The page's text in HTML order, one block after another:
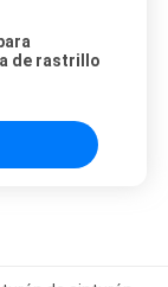
de rastrillo